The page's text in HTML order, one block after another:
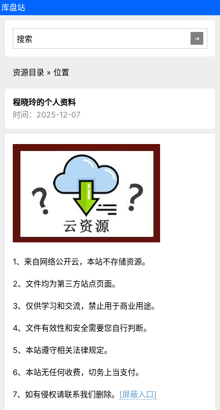
库盘站
资源目录 » 位置
程晓玲的个人资料
时间：2025-12-07
1、来自网络公开云，本站不存储资源。
2、文件均为第三方站点页面。
3、仅供学习和交流，禁止用于商业用途。
4、文件有效性和安全需要您自行判断。
5、本站遵守相关法律规定。
6、本站无任何收费，切务上当支付。
7、如有侵权请联系我们删除。 [屏蔽入口]